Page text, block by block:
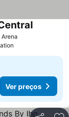
Ver
Ver preços